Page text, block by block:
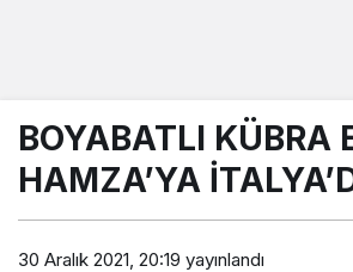
BOYABATLI KÜBRA
HAMZA’YA
30 Aralık 2021, 20:19 yayınlandı